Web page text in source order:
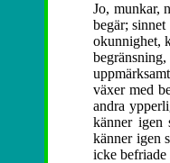
Jo, munkar,
begär;
okunnighet,
växer med
andra
känner igen
känner igen
icke befriade